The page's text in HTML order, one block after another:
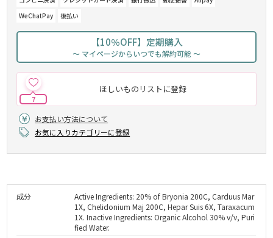
WeChatPay
後払い
【10％OFF】定期購入
～ マイページからいつでも解約可能 ～
ほしいものリストに登録
7
お支払い方法について
お気に入りカテゴリーに登録
成分
Active Ingredients: 20% of Bryonia 200C, Carduus Mar
1X, Chelidonium Maj 200C, Hepar Suis 6X, Taraxacum
1X. Inactive Ingredients: Organic Alcohol 30% v/v, Puri
fied Water.